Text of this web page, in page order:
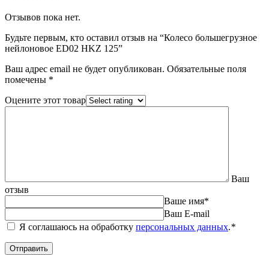
Отзывов пока нет.
Будьте первым, кто оставил отзыв на “Колесо большегрузное
нейлоновое ED02 HKZ 125”
Ваш адрес email не будет опубликован. Обязательные поля
помечены *
Оцените этот товар
Ваш
отзыв
Ваше имя*
Ваш E-mail
Я соглашаюсь на обработку персональных данных.*